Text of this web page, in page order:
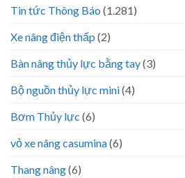
Tin tức Thông Báo (1.281)
Xe nâng điện thấp (2)
Bàn nâng thủy lực bằng tay(3)
Bộ nguồn thủy lực mini(4)
Bơm Thủy lực (6)
vỏ xe nâng casumina(6)
Thang nâng(6)